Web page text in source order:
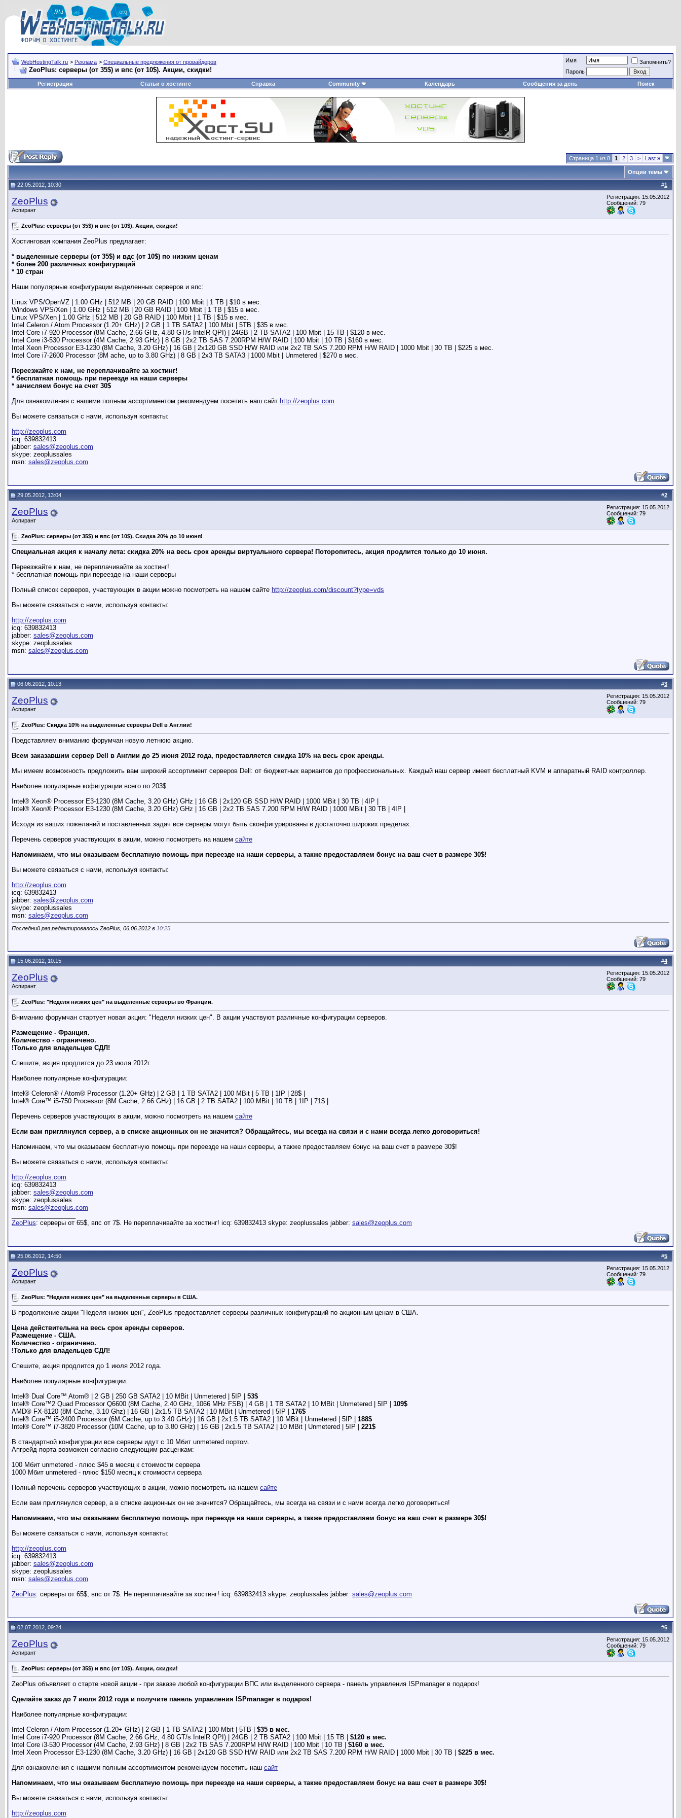
WebHostingTalk.ru > Реклама > Специальные предложения от провайдеров
ZeoPlus: серверы (от 35$) и впс (от 10$). Акции, скидки!
Имя
Запомнить?
Пароль
Регистрация
Статьи о хостинге Справка Community Календарь Сообщения за день Поиск
Страница 1 из 8 1 2 3 > Last »
Опции темы
#1
22.05.2012, 10:30
ZeoPlus
Аспирант
Регистрация: 15.05.2012
Сообщений: 79
ZeoPlus: серверы (от 35$) и впс (от 10$). Акции, скидки!
Хостинговая компания ZeoPlus предлагает:
* выделенные серверы (от 35$) и вдс (от 10$) по низким ценам
* более 200 различных конфигураций
* 10 стран
Наши популярные конфигурации выделенных серверов и впс:
Linux VPS/OpenVZ | 1.00 GHz | 512 MB | 20 GB RAID | 100 Mbit | 1 TB | $10 в мес.
Windows VPS/Xen | 1.00 GHz | 512 MB | 20 GB RAID | 100 Mbit | 1 TB | $15 в мес.
Linux VPS/Xen | 1.00 GHz | 512 MB | 20 GB RAID | 100 Mbit | 1 TB | $15 в мес.
Intel Celeron / Atom Processor (1.20+ GHz) | 2 GB | 1 TB SATA2 | 100 Mbit | 5TB | $35 в мес.
Intel Core i7-920 Processor (8M Cache, 2.66 GHz, 4.80 GT/s IntelR QPI) | 24GB | 2 TB SATA2 | 100 Mbit | 15 TB | $120 в мес.
Intel Core i3-530 Processor (4M Cache, 2.93 GHz) | 8 GB | 2x2 TB SAS 7.200RPM H/W RAID | 100 Mbit | 10 TB | $160 в мес.
Intel Xeon Processor E3-1230 (8M Cache, 3.20 GHz) | 16 GB | 2x120 GB SSD H/W RAID или 2x2 TB SAS 7.200 RPM H/W RAID | 1000 Mbit | 30 TB | $225 в мес.
Intel Core i7-2600 Processor (8M ache, up to 3.80 GHz) | 8 GB | 2x3 TB SATA3 | 1000 Mbit | Unmetered | $270 в мес.
Переезжайте к нам, не переплачивайте за хостинг!
* бесплатная помощь при переезде на наши серверы
* зачисляем бонус на счет 30$
Для ознакомления с нашими полным ассортиментом рекомендуем посетить наш сайт http://zeoplus.com
Вы можете связаться с нами, используя контакты:
http://zeoplus.com
icq: 639832413
jabber: sales@zeoplus.com
skype: zeoplussales
msn: sales@zeoplus.com
#2
29.05.2012, 13:04
ZeoPlus
Аспирант
Регистрация: 15.05.2012
Сообщений: 79
ZeoPlus: серверы (от 35$) и впс (от 10$). Скидка 20% до 10 июня!
Специальная акция к началу лета: скидка 20% на весь срок аренды виртуального сервера! Поторопитесь, акция продлится только до 10 июня.
Переезжайте к нам, не переплачивайте за хостинг!
* бесплатная помощь при переезде на наши серверы
Полный список серверов, участвующих в акции можно посмотреть на нашем сайте http://zeoplus.com/discount?type=vds
Вы можете связаться с нами, используя контакты:
http://zeoplus.com
icq: 639832413
jabber: sales@zeoplus.com
skype: zeoplussales
msn: sales@zeoplus.com
#3
06.06.2012, 10:13
ZeoPlus
Аспирант
Регистрация: 15.05.2012
Сообщений: 79
ZeoPlus: Скидка 10% на выделенные серверы Dell в Англии!
Представляем вниманию форумчан новую летнюю акцию.
Всем заказавшим сервер Dell в Англии до 25 июня 2012 года, предоставляется скидка 10% на весь срок аренды.
Мы имеем возможность предложить вам широкий ассортимент серверов Dell: от бюджетных вариантов до профессиональных. Каждый наш сервер имеет бесплатный KVM и аппаратный RAID контроллер.
Наиболее популярные кофигурации всего по 203$:
Intel® Xeon® Processor E3-1230 (8M Cache, 3.20 GHz) GHz | 16 GB | 2x120 GB SSD H/W RAID | 1000 MBit | 30 TB | 4IP |
Intel® Xeon® Processor E3-1230 (8M Cache, 3.20 GHz) GHz | 16 GB | 2x2 TB SAS 7.200 RPM H/W RAID | 1000 MBit | 30 TB | 4IP |
Исходя из ваших пожеланий и поставленных задач все серверы могут быть сконфигурированы в достаточно широких пределах.
Перечень серверов участвующих в акции, можно посмотреть на нашем сайте
Напоминаем, что мы оказываем бесплатную помощь при переезде на наши серверы, а также предоставляем бонус на ваш счет в размере 30$!
Вы можете связаться с нами, используя контакты:
http://zeoplus.com
icq: 639832413
jabber: sales@zeoplus.com
skype: zeoplussales
msn: sales@zeoplus.com
Последний раз редактировалось ZeoPlus, 06.06.2012 в 10:25
#4
15.06.2012, 10:15
ZeoPlus
Аспирант
Регистрация: 15.05.2012
Сообщений: 79
ZeoPlus: "Неделя низких цен" на выделенные серверы во Франции.
Вниманию форумчан стартует новая акция: "Неделя низких цен". В акции участвуют различные конфигурации серверов.
Размещение - Франция.
Количество - ограничено.
!Только для владельцев СДЛ!
Спешите, акция продлится до 23 июля 2012г.
Наиболее популярные конфигурации:
Intel® Celeron® / Atom® Processor (1.20+ GHz) | 2 GB | 1 TB SATA2 | 100 MBit | 5 TB | 1IP | 28$ |
Intel® Core™ i5-750 Processor (8M Cache, 2.66 GHz) | 16 GB | 2 TB SATA2 | 100 MBit | 10 TB | 1IP | 71$ |
Перечень серверов участвующих в акции, можно посмотреть на нашем сайте
Если вам приглянулся сервер, а в списке акционных он не значится? Обращайтесь, мы всегда на связи и с нами всегда легко договориться!
Напоминаем, что мы оказываем бесплатную помощь при переезде на наши серверы, а также предоставляем бонус на ваш счет в размере 30$!
Вы можете связаться с нами, используя контакты:
http://zeoplus.com
icq: 639832413
jabber: sales@zeoplus.com
skype: zeoplussales
msn: sales@zeoplus.com
ZeoPlus: серверы от 65$, впс от 7$. Не переплачивайте за хостинг! icq: 639832413 skype: zeoplussales jabber: sales@zeoplus.com
#5
25.06.2012, 14:50
ZeoPlus
Аспирант
Регистрация: 15.05.2012
Сообщений: 79
ZeoPlus: "Неделя низких цен" на выделенные серверы в США.
В продолжение акции "Неделя низких цен", ZeoPlus предоставляет серверы различных конфигураций по акционным ценам в США.
Цена действительна на весь срок аренды серверов.
Размещение - США.
Количество - ограничено.
!Только для владельцев СДЛ!
Спешите, акция продлится до 1 июля 2012 года.
Наиболее популярные конфигурации:
Intel® Dual Core™ Atom® | 2 GB | 250 GB SATA2 | 10 MBit | Unmetered | 5IP | 53$
Intel® Core™2 Quad Processor Q6600 (8M Cache, 2.40 GHz, 1066 MHz FSB) | 4 GB | 1 TB SATA2 | 10 MBit | Unmetered | 5IP | 109$
AMD® FX-8120 (8M Cache, 3.10 Ghz) | 16 GB | 2x1.5 TB SATA2 | 10 MBit | Unmetered | 5IP | 176$
Intel® Core™ i5-2400 Processor (6M Cache, up to 3.40 GHz) | 16 GB | 2x1.5 TB SATA2 | 10 MBit | Unmetered | 5IP | 188$
Intel® Core™ i7-3820 Processor (10M Cache, up to 3.80 GHz) | 16 GB | 2x1.5 TB SATA2 | 10 MBit | Unmetered | 5IP | 221$
В стандартной конфигурации все серверы идут с 10 Мбит unmetered портом.
Апгрейд порта возможен согласно следующим расценкам:
100 Мбит unmetered - плюс $45 в месяц к стоимости сервера
1000 Мбит unmetered - плюс $150 месяц к стоимости сервера
Полный перечень серверов участвующих в акции, можно посмотреть на нашем сайте
Если вам приглянулся сервер, а в списке акционных он не значится? Обращайтесь, мы всегда на связи и с нами всегда легко договориться!
Напоминаем, что мы оказываем бесплатную помощь при переезде на наши серверы, а также предоставляем бонус на ваш счет в размере 30$!
Вы можете связаться с нами, используя контакты:
http://zeoplus.com
icq: 639832413
jabber: sales@zeoplus.com
skype: zeoplussales
msn: sales@zeoplus.com
ZeoPlus: серверы от 65$, впс от 7$. Не переплачивайте за хостинг! icq: 639832413 skype: zeoplussales jabber: sales@zeoplus.com
#6
02.07.2012, 09:24
ZeoPlus
Аспирант
Регистрация: 15.05.2012
Сообщений: 79
ZeoPlus: серверы (от 35$) и впс (от 10$). Акции, скидки!
ZeoPlus объявляет о старте новой акции - при заказе любой конфигурации ВПС или выделенного сервера - панель управления ISPmanager в подарок!
Сделайте заказ до 7 июля 2012 года и получите панель управления ISPmanager в подарок!
Наиболее популярные конфигурации:
Intel Celeron / Atom Processor (1.20+ GHz) | 2 GB | 1 TB SATA2 | 100 Mbit | 5TB | $35 в мес.
Intel Core i7-920 Processor (8M Cache, 2.66 GHz, 4.80 GT/s IntelR QPI) | 24GB | 2 TB SATA2 | 100 Mbit | 15 TB | $120 в мес.
Intel Core i3-530 Processor (4M Cache, 2.93 GHz) | 8 GB | 2x2 TB SAS 7.200RPM H/W RAID | 100 Mbit | 10 TB | $160 в мес.
Intel Xeon Processor E3-1230 (8M Cache, 3.20 GHz) | 16 GB | 2x120 GB SSD H/W RAID или 2x2 TB SAS 7.200 RPM H/W RAID | 1000 Mbit | 30 TB | $225 в мес.
Для ознакомления с нашими полным ассортиментом рекомендуем посетить наш сайт
Напоминаем, что мы оказываем бесплатную помощь при переезде на наши серверы, а также предоставляем бонус на ваш счет в размере 30$!
Вы можете связаться с нами, используя контакты:
http://zeoplus.com